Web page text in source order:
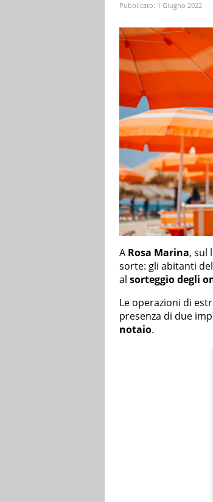
Pubblicato: 1 Giugno 2022
A Rosa Marina, sul
sorte: gli abitanti
al sorteggio degli
Le operazioni di
presenza di due
notaio.